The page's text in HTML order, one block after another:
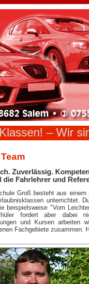
–Wir
Zuverlässig.
die Fahrlehrer und
Groß besteht aus
unterrichtet.
beispielsweise "Vom
fordert aber dabei
und Kursen arbeiten
Fachgebiete zusammen.